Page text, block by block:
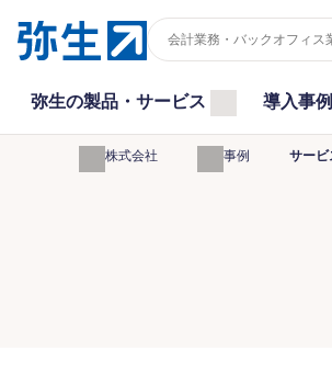
弥生の製品・サービス 導入事例
弥生株式会社 導入事例 サー